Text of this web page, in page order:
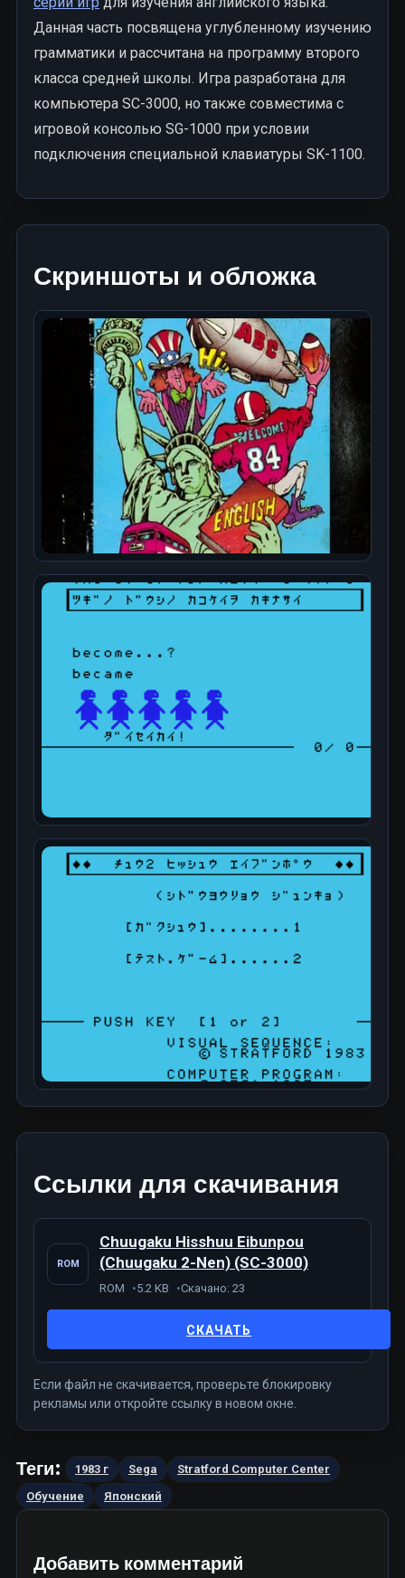
Данная часть посвящена углубленному изучению
грамматики и рассчитана на программу второго
класса средней школы. Игра разработана для
компьютера SC-3000, но также совместима с
игровой консолью SG-1000 при условии
подключения специальной клавиатуры SK-1100.
Скриншоты и обложка
Ссылки для скачивания
ROM
Chuugaku Hisshuu Eibunpou
(Chuugaku 2-Nen) (SC-3000)
ROM 5.2 KB Скачано: 23
СКАЧАТЬ
Если файл не скачивается, проверьте блокировку
рекламы или откройте ссылку в новом окне.
Теги: 1983 г Sega
Stratford Computer Center
Обучение
Японский
Добавить комментарий